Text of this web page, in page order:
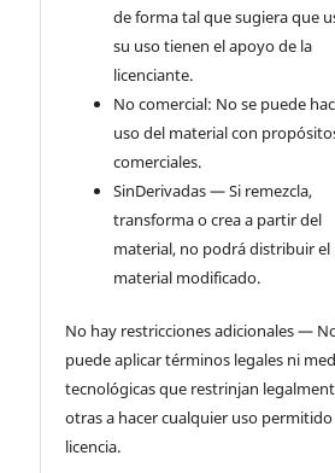
de forma tal que sugiera que
su uso tienen el apoyo de la
licenciante.
No comercial: No se puede
uso del material con
comerciales.
SinDerivadas — Si remezcla,
transforma o crea a partir del
material, no podrá distribuir el
material modificado.
No hay restricciones adicionales —
puede aplicar términos legales ni
tecnológicas que restrinjan
otras a hacer cualquier uso
licencia.